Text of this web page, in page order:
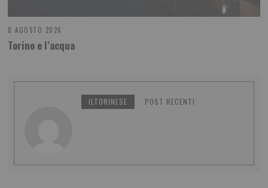
8 AGOSTO 2026
Torino e l’acqua
ILTORINESE POST RECENTI